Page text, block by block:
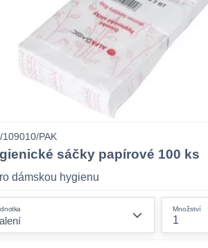
109010/PAK
sáčky papírové 100 ks
dámskou hygienu
Množství